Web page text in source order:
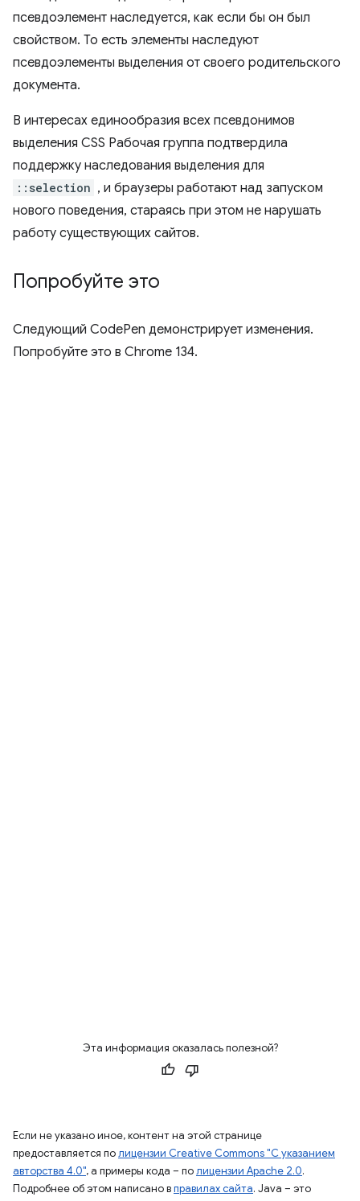
псевдоэлемент наследуется, как если бы он был
свойством. То есть элементы наследуют
псевдоэлементы выделения от своего родительского
документа.
В интересах единообразия всех псевдонимов
выделения CSS Рабочая группа подтвердила
поддержку наследования выделения для
::selection , и браузеры работают над запуском
нового поведения, стараясь при этом не нарушать
работу существующих сайтов.
Попробуйте это
Следующий CodePen демонстрирует изменения.
Попробуйте это в Chrome 134.
Эта информация оказалась полезной?
Если не указано иное, контент на этой странице
предоставляется полицензии Creative Commons "С указанием
авторства 4.0", а примеры кода – полицензии Apache 2.0.
Подробнее об этом написано вправилах сайта. Java – это